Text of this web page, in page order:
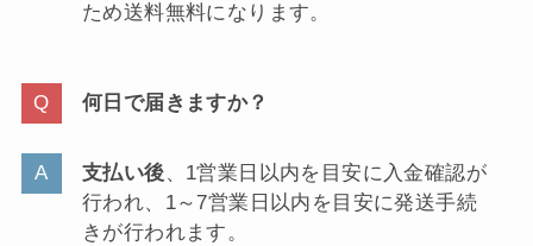
ため送料無料になります。
何日で届きますか？
支払い後、1営業日以内を目安に入金確認が
行われ、1～7営業日以内を目安に発送手続
きが行われます。